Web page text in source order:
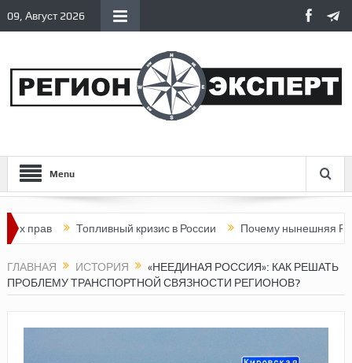
09, Август 2026
Menu
Топливный кризис в России Почему нынешняя Россия
ГЛАВНАЯ ИСТОРИЯ
«НЕЕДИНАЯ РОССИЯ»: КАК РЕШАТЬ
ПРОБЛЕМУ ТРАНСПОРТНОЙ СВЯЗНОСТИ РЕГИОНОВ?